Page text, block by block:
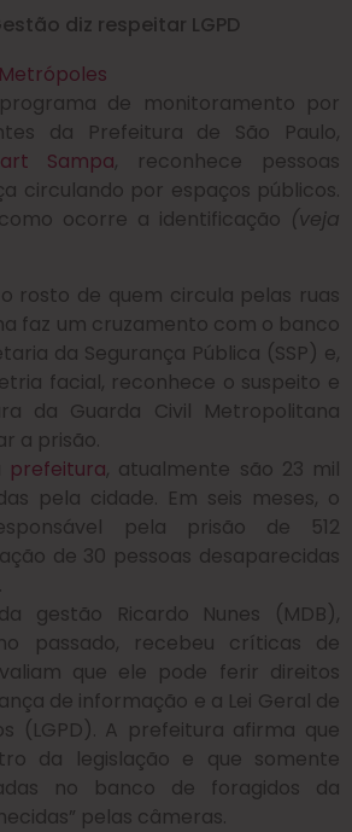
diz respeitar LGPD
de monitoramento por
da Prefeitura de São Paulo,
Sampa, reconhece pessoas
circulando por espaços públicos.
ocorre a identificação (veja
rosto de quem circula pelas ruas
faz um cruzamento com o banco
da Segurança Pública (SSP) e,
facial, reconhece o suspeito e
da Guarda Civil Metropolitana
a prisão.
prefeitura, atualmente são 23 mil
pela cidade. Em seis meses, o
pela prisão de 512
de 30 pessoas desaparecidas
gestão Ricardo Nunes (MDB),
passado, recebeu críticas de
que ele pode ferir direitos
de informação e a Lei Geral de
(LGPD). A prefeitura afirma que
da legislação e que somente
no banco de foragidos da
pelas câmeras.